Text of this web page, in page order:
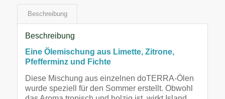
Beschreibung
Beschreibung
Eine Ölemischung aus Limette, Zitrone,
Pfefferminz und Fichte
Diese Mischung aus einzelnen doTERRA-Ölen
wurde speziell für den Sommer erstellt. Obwohl